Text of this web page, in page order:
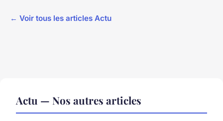
← Voir tous les articles Actu
Actu — Nos autres articles